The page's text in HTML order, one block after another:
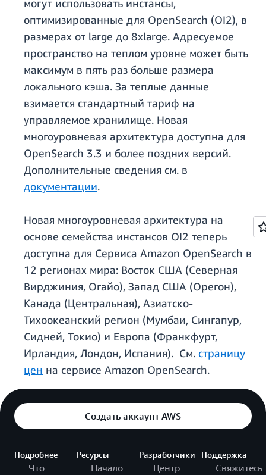
могут использовать инстансы,
оптимизированные для OpenSearch (OI2), в
размерах от large до 8xlarge. Адресуемое
пространство на теплом уровне может быть
максимум в пять раз больше размера
локального кэша. За теплые данные
взимается стандартный тариф на
управляемое хранилище. Новая
многоуровневая архитектура доступна для
OpenSearch 3.3 и более поздних версий.
Дополнительные сведения см. в
документации.
Новая многоуровневая архитектура на
основе семейства инстансов OI2 теперь
доступна для Сервиса Amazon OpenSearch в
12 регионах мира: Восток США (Северная
Вирджиния, Огайо), Запад США (Орегон),
Канада (Центральная), Азиатско-
Тихоокеанский регион (Мумбаи, Сингапур,
Сидней, Токио) и Европа (Франкфурт,
Ирландия, Лондон, Испания). См. страницу
цен на сервисе Amazon OpenSearch.
Создать аккаунт AWS
Подробнее
Что
Ресурсы
Начало
Разработчики
Центр
Поддержка
Свяжитесь